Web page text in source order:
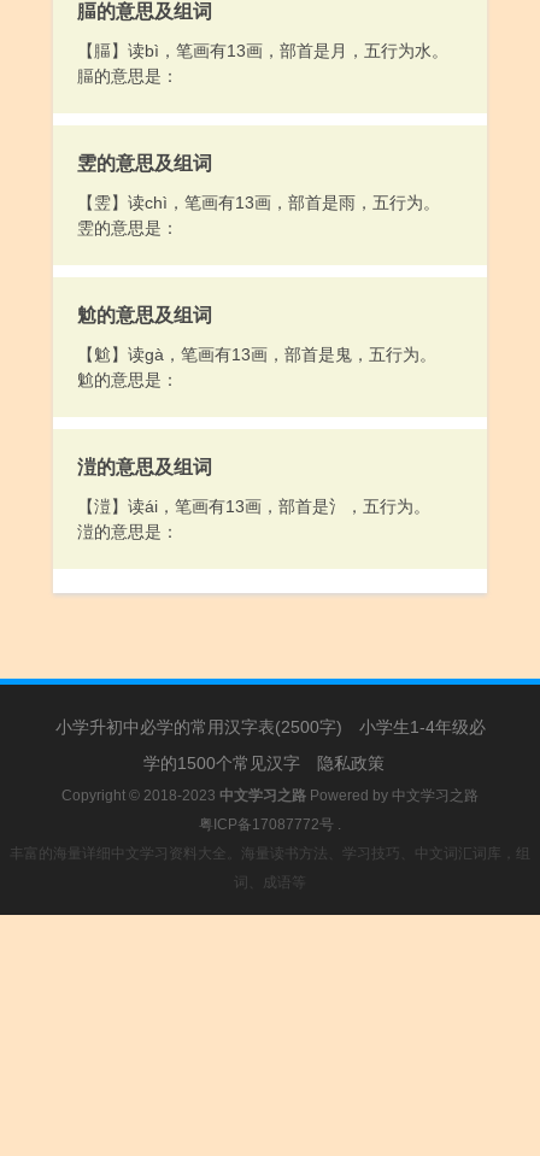
腷的意思及组词
【腷】读bì，笔画有13画，部首是月，五行为水。
腷的意思是：
雴的意思及组词
【雴】读chì，笔画有13画，部首是雨，五行为。
雴的意思是：
魀的意思及组词
【魀】读gà，笔画有13画，部首是鬼，五行为。
魀的意思是：
溰的意思及组词
【溰】读ái，笔画有13画，部首是氵，五行为。
溰的意思是：
小学升初中必学的常用汉字表(2500字)
小学生1-4年级必
学的1500个常见汉字
隐私政策
Copyright © 2018-2023 中文学习之路 Powered by 中文学习之路
粤ICP备17087772号 .
丰富的海量详细中文学习资料大全。海量读书方法、学习技巧、中文词汇词库，组
词、成语等